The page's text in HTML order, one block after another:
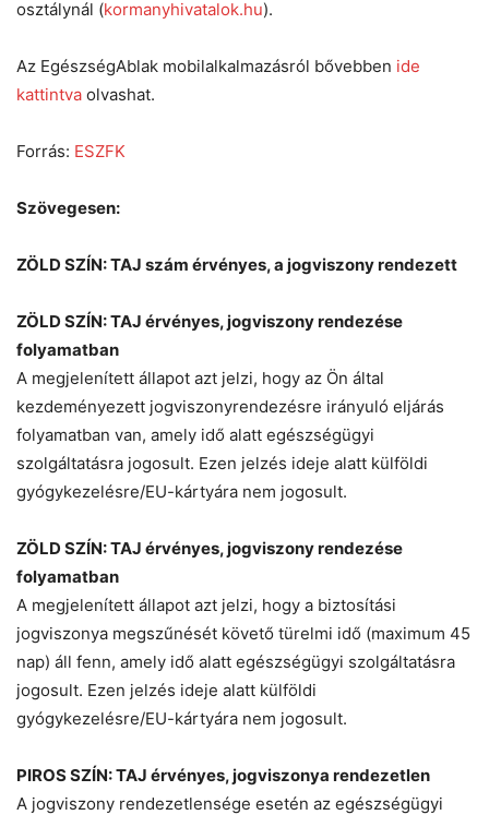
osztálynál (kormanyhivatalok.hu).
Az EgészségAblak mobilalkalmazásról bővebben ide
kattintva olvashat.
Forrás: ESZFK
Szövegesen:
ZÖLD SZÍN: TAJ szám érvényes, a jogviszony rendezett
ZÖLD SZÍN: TAJ érvényes, jogviszony rendezése
folyamatban
A megjelenített állapot azt jelzi, hogy az Ön által
kezdeményezett jogviszonyrendezésre irányuló eljárás
folyamatban van, amely idő alatt egészségügyi
szolgáltatásra jogosult. Ezen jelzés ideje alatt külföldi
gyógykezelésre/EU-kártyára nem jogosult.
ZÖLD SZÍN: TAJ érvényes, jogviszony rendezése
folyamatban
A megjelenített állapot azt jelzi, hogy a biztosítási
jogviszonya megszűnését követő türelmi idő (maximum 45
nap) áll fenn, amely idő alatt egészségügyi szolgáltatásra
jogosult. Ezen jelzés ideje alatt külföldi
gyógykezelésre/EU-kártyára nem jogosult.
PIROS SZÍN: TAJ érvényes, jogviszonya rendezetlen
A jogviszony rendezetlensége esetén az egészségügyi